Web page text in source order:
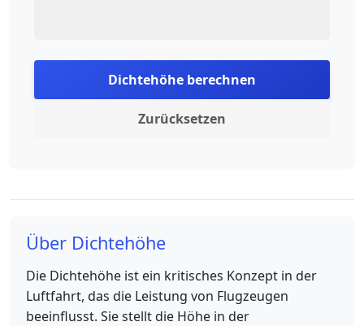
Dichtehöhe berechnen
Zurücksetzen
Über Dichtehöhe
Die Dichtehöhe ist ein kritisches Konzept in der
Luftfahrt, das die Leistung von Flugzeugen
beeinflusst. Sie stellt die Höhe in der